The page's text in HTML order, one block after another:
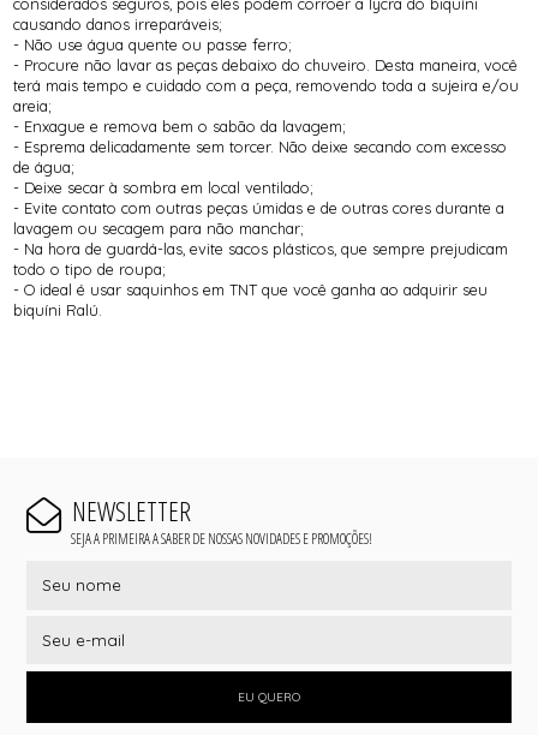
considerados seguros, pois eles podem corroer a lycra do biquíni
causando danos irreparáveis;
- Não use água quente ou passe ferro;
- Procure não lavar as peças debaixo do chuveiro. Desta maneira, você
terá mais tempo e cuidado com a peça, removendo toda a sujeira e/ou
areia;
- Enxague e remova bem o sabão da lavagem;
- Esprema delicadamente sem torcer. Não deixe secando com excesso
de água;
- Deixe secar à sombra em local ventilado;
- Evite contato com outras peças úmidas e de outras cores durante a
lavagem ou secagem para não manchar;
- Na hora de guardá-las, evite sacos plásticos, que sempre prejudicam
todo o tipo de roupa;
- O ideal é usar saquinhos em TNT que você ganha ao adquirir seu
biquíni Ralú.
NEWSLETTER
SEJA A PRIMEIRA A SABER DE NOSSAS NOVIDADES E PROMOÇÕES!
EU QUERO